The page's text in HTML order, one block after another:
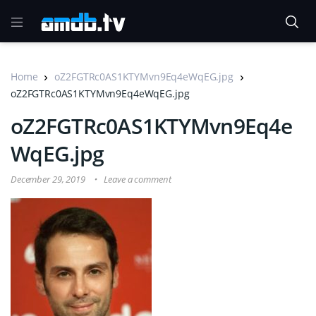
Home
oZ2FGTRc0AS1KTYMvn9Eq4eWqEG.jpg
oZ2FGTRc0AS1KTYMvn9Eq4eWqEG.jpg
oZ2FGTRc0AS1KTYMvn9Eq4e
WqEG.jpg
December 29, 2019 Leave a comment